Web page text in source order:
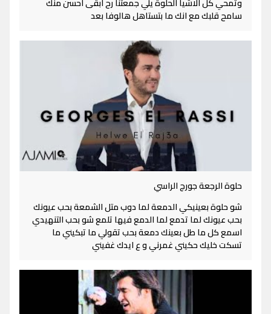
سامح قلبك مع انك ما بتستاهل هالوفا بعد
حلوة الرجعة جورج الراسي
شو حلوة بعينيكي الدمعة لما دوب متل الشمعة بحب عيونك
بحب عيونك لما تدمع لما الدمع فيها تلمع شو بحب التنهيدي
اسمع كل ما طل بعينك دمعة بحب تقولي ما تبكيني ما
تسكت خليك حكيني غمرني و ع ايدك غفيني